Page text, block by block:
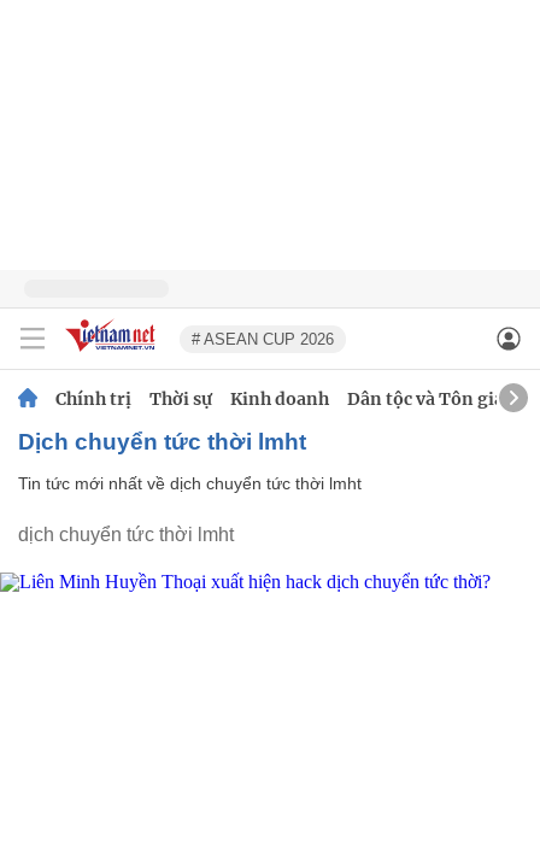
# ASEAN CUP 2026
Chính trị Thời sự Kinh doanh Dân tộc và Tôn giáo
dịch chuyển tức thời lmht
Tin tức mới nhất về dịch chuyển tức thời lmht
dịch chuyển tức thời lmht